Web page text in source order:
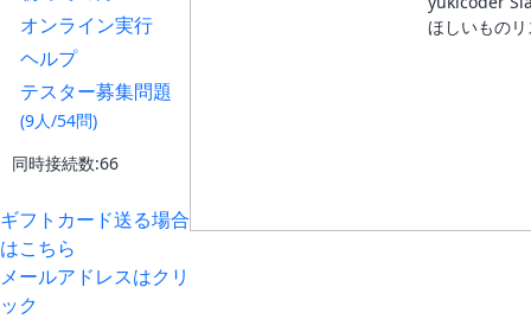
オンライン実行
ヘルプ
テスター募集問題
(9人/54問)
同時接続数:66
ギフトカード送る場合
はこちら
メールアドレスはクリ
ック
ほしいもの